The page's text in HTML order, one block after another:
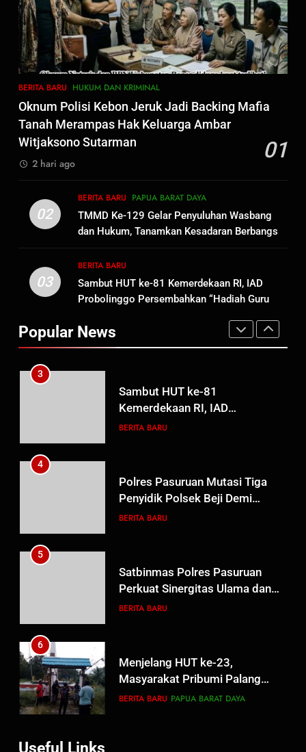
BERITA BARU HUKUM DAN KRIMINAL
Oknum Polisi Kebon Jeruk Jadi Backing Mafia
Tanah Merampas Hak Keluarga Ambar
Witjaksono Sutarman
01
2 hari ago
02
BERITA BARU PAPUA BARAT DAYA
TMMD Ke-129 Gelar Penyuluhan Wasbang
dan Hukum, Tanamkan Kesadaran Berbangsa
serta Taat Aturan di Kampung Sesor
03
BERITA BARU
Sambut HUT ke-81 Kemerdekaan RI, IAD
Probolinggo Persembahkan “Hadiah Guru
Guru Non-ASN sebagai Pahlawan Bangsa
Popular News
Polres Pasuruan Nonjobkan
Anggota Reskrim Polsek Beji,
Wujud Komitmen Transparansi
BERITA BARU
8
Dansatgas TMMD dan Ketua
Persit Hadirkan Kebahagiaan
bagi Mama-Mama dan Anak-
Oknum Polisi Kebon Jeruk Jadi
Backing Mafia Tanah Merampas
Sutarman
BERITA BARU HUKUM DAN KRIMINAL
2
TMMD Ke-129 Gelar Penyuluhan
Wasbang dan Hukum,
Tanamkan Kesadaran
Berbangsa serta Taat Aturan di
PAPUA BARAT DAYA
3
Sambut HUT ke-81
Kemerdekaan RI, IAD
Probolinggo Persembahkan
Pahlawan Bangsa
BERITA BARU
4
Polres Pasuruan Mutasi Tiga
Penyidik Polsek Beji Demi
Efektivitas dan Kelancaran
BERITA BARU
5
Satbinmas Polres Pasuruan
Perkuat Sinergitas Ulama dan
Umara Melalui Program Rabu
BERITA BARU
6
Menjelang HUT ke-23,
Masyarakat Pribumi Palang
Tugu Sejarah Trikora
BERITA BARU PAPUA BARAT DAYA
Useful Links